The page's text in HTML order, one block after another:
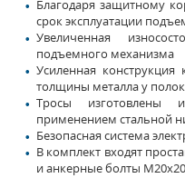
Благодаря защитному
срок эксплуатации
Увеличенная
подъемного механизма
Усиленная
толщины металла у
Тросы изготовлены
применением стальной
Безопасная система
В комплект входят
и анкерные болты